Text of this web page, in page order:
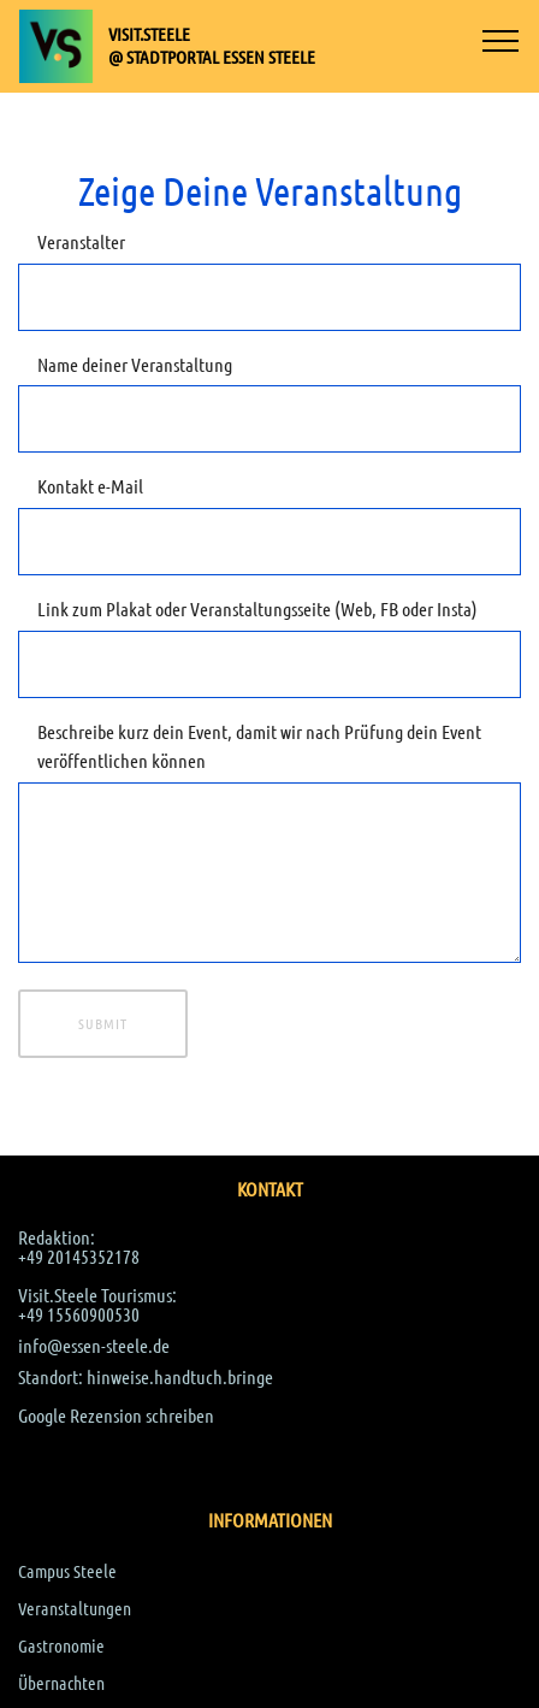
VISIT.STEELE
@ STADTPORTAL ESSEN STEELE
Zeige Deine Veranstaltung
Veranstalter
Name deiner Veranstaltung
Kontakt e-Mail
Link zum Plakat oder Veranstaltungsseite (Web, FB oder Insta)
Beschreibe kurz dein Event, damit wir nach Prüfung dein Event
veröffentlichen können
SUBMIT
KONTAKT
Redaktion:
+49 20145352178
Visit.Steele Tourismus:
+49 15560900530
info@essen-steele.de
Standort: hinweise.handtuch.bringe
Google Rezension schreiben
INFORMATIONEN
Campus Steele
Veranstaltungen
Gastronomie
Übernachten